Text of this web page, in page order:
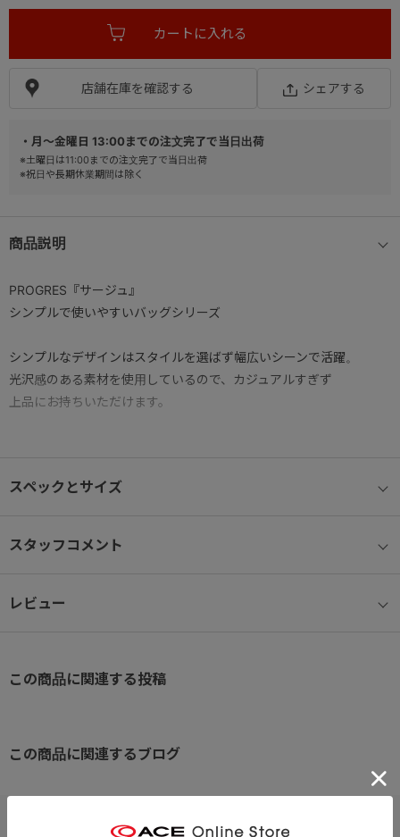
・月～金曜日 13:00までの注文完了で当日出荷
※土曜日は11:00までの注文完了で当日出荷
※祝日や長期休業期間は除く
商品説明
PROGRES『サージュ』
シンプルで使いやすいバッグシリーズ
シンプルなデザインはスタイルを選ばず幅広いシーンで活躍。
光沢感のある素材を使用しているので、カジュアルすぎず
上品にお持ちいただけます。
【背面メッシュ素材】
【内装ポケット】
スペックとサイズ
スタッフコメント
レビュー
店舗在庫を確認する シェアする
この商品に関連する投稿
この商品に関連するブログ